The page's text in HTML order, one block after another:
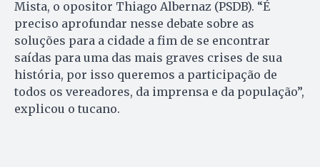
Mista, o opositor Thiago Albernaz (PSDB). “É
preciso aprofundar nesse debate sobre as
soluções para a cidade a fim de se encontrar
saídas para uma das mais graves crises de sua
história, por isso queremos a participação de
todos os vereadores, da imprensa e da população”,
explicou o tucano.